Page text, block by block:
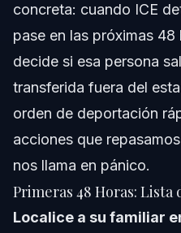
concreta: cuando ICE
pase en las próximas
decide si esa persona
transferida fuera del
orden de deportación
acciones que
nos llama en pánico.
Primeras 48 Horas: Lista
Localice a su familiar